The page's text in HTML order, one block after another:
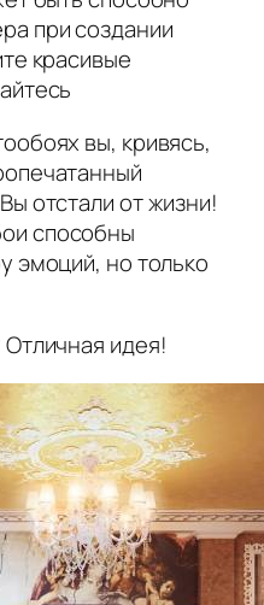
при создании
красивые
вы, кривясь,
отстали от жизни!
способны
эмоций, но только
идея!